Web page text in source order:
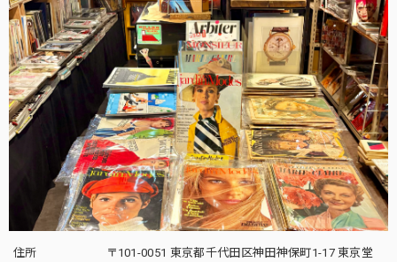
住所
〒101-0051 東京都千代田区神田神保町1-17 東京堂